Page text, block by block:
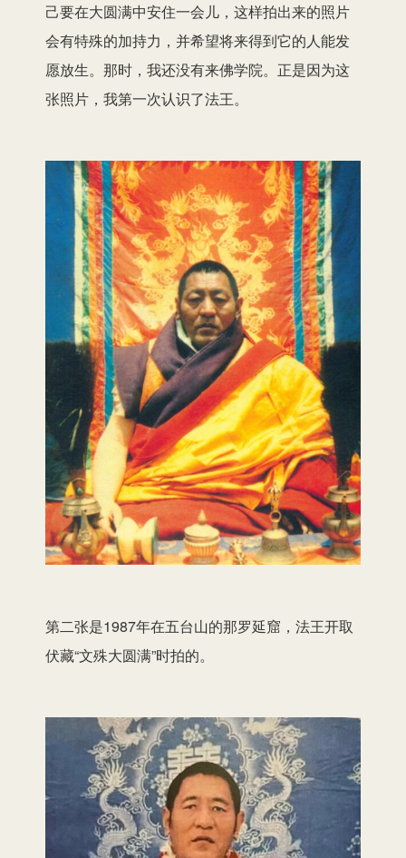
己要在大圆满中安住一会儿，这样拍出来的照片
会有特殊的加持力，并希望将来得到它的人能发
愿放生。那时，我还没有来佛学院。正是因为这
张照片，我第一次认识了法王。
第二张是1987年在五台山的那罗延窟，法王开取
伏藏“文殊大圆满”时拍的。